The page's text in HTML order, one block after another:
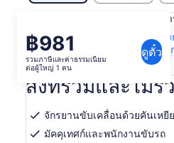
ราคา
อยู่
฿981
฿981
รวมภาษีและค่าธรรมเนียม
ต่อผู้ใหญ่ 1 คน
ดูตั๋ว
เนื้อหาในหน้านี้อาจได้รับก
ดูข้อความต้นฉบับ (ภาษาอัง
ให้คะแนนและความคิดเห็น
สิ่งที่รวมและไม่ร
จักรยานขับเคลื่อนด้วยคันเหยี
มัคคุเทศก์และพนักงานขับรถ